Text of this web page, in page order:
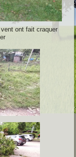
ont fait craquer